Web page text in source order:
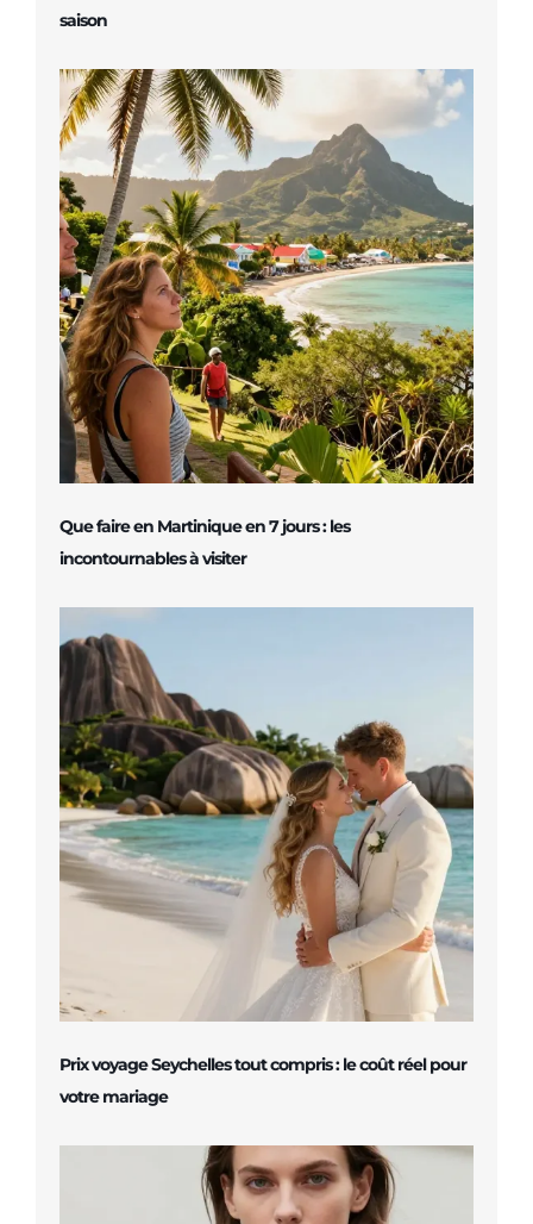
saison
Que faire en Martinique en 7 jours : les
incontournables à visiter
Prix voyage Seychelles tout compris : le coût réel pour
votre mariage